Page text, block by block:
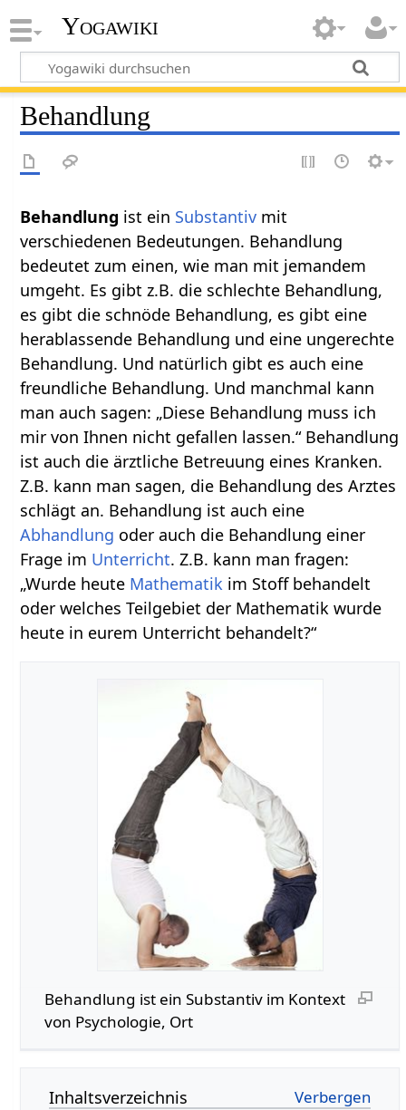
Yogawiki
Behandlung
ist ein Substantiv mit
verschiedenen Bedeutungen. Behandlung
bedeutet zum einen, wie man mit jemandem
umgeht. Es gibt z.B. die schlechte Behandlung,
es gibt die schnöde Behandlung, es gibt eine
herablassende Behandlung und eine ungerechte
Behandlung. Und natürlich gibt es auch eine
freundliche Behandlung. Und manchmal kann
man auch sagen: „Diese Behandlung muss ich
mir von Ihnen nicht gefallen lassen.“ Behandlung
ist auch die ärztliche Betreuung eines Kranken.
Z.B. kann man sagen, die Behandlung des Arztes
schlägt an. Behandlung ist auch eine
Abhandlung oder auch die Behandlung einer
Frage im Unterricht. Z.B. kann man fragen:
„Wurde heute Mathematik im Stoff behandelt
oder welches Teilgebiet der Mathematik wurde
heute in eurem Unterricht behandelt?“
Behandlung‏‎ ist ein Substantiv im Kontext
von Psychologie, Ort
Inhaltsverzeichnis